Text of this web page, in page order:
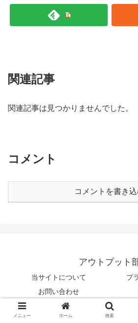
関連記事
関連記事は見つかりませんでした。
コメント
コメントを書き
アウトプット
当サイトについて
プ
お問い合わせ
© 2019 アウトプット
メニュー ホーム 検索